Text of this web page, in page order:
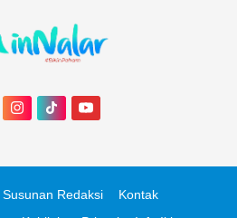
Susunan Redaksi
Kontak